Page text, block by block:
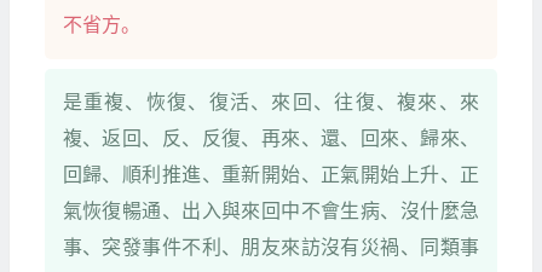
不省方。
是重複、恢復、復活、來回、往復、複來、來
複、返回、反、反復、再來、還、回來、歸來、
回歸、順利推進、重新開始、正氣開始上升、正
氣恢復暢通、出入與來回中不會生病、沒什麼急
事、突發事件不利、朋友來訪沒有災禍、同類事